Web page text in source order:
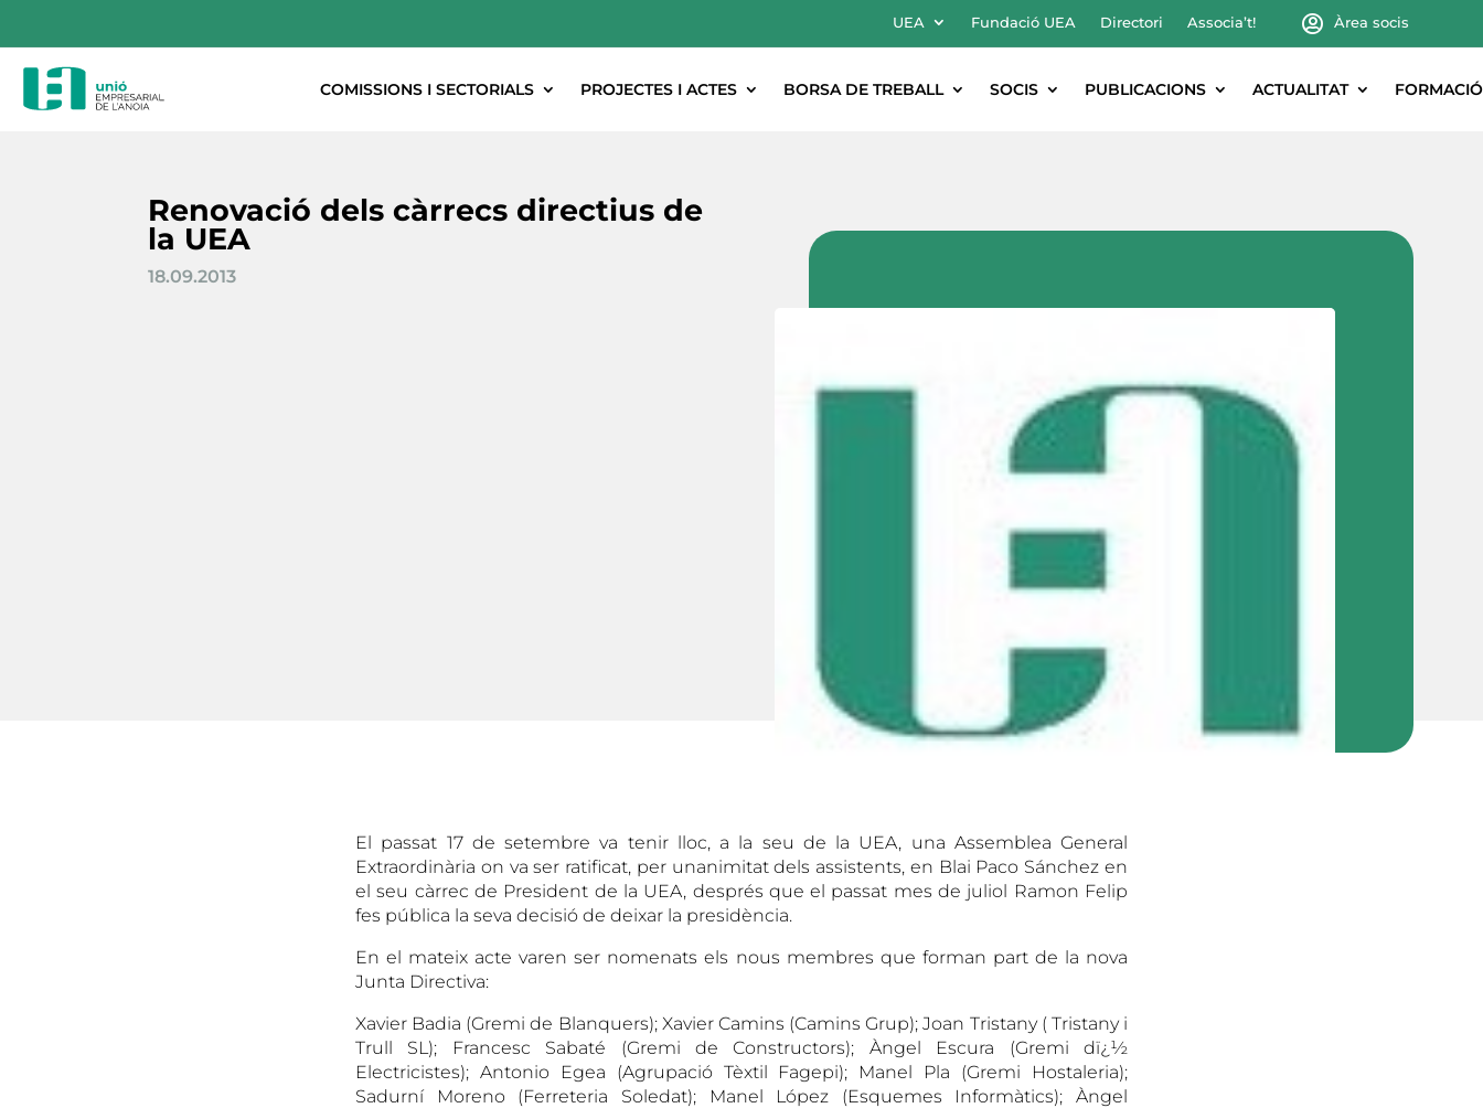
UEA Fundació UEA Directori Associa’t! Àrea socis
COMISSIONS I SECTORIALS PROJECTES I ACTES BORSA DE TREBALL SOCIS PUBLICACIONS ACTUALITAT FORMACIÓ
Renovació dels càrrecs directius de
la UEA
18.09.2013
El passat 17 de setembre va tenir lloc, a la seu de la UEA, una Assemblea General
Extraordinària on va ser ratificat, per unanimitat dels assistents, en Blai Paco Sánchez en
el seu càrrec de President de la UEA, després que el passat mes de juliol Ramon Felip
fes pública la seva decisió de deixar la presidència.
En el mateix acte varen ser nomenats els nous membres que forman part de la nova
Junta Directiva:
Xavier Badia (Gremi de Blanquers); Xavier Camins (Camins Grup); Joan Tristany ( Tristany i
Trull SL); Francesc Sabaté (Gremi de Constructors); Àngel Escura (Gremi dï¿½
Electricistes); Antonio Egea (Agrupació Tèxtil Fagepi); Manel Pla (Gremi Hostaleria);
Sadurní Moreno (Ferreteria Soledat); Manel López (Esquemes Informàtics); Àngel